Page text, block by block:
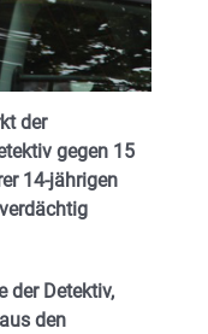
der
gegen 15
14-jährigen
der Detektiv,
den